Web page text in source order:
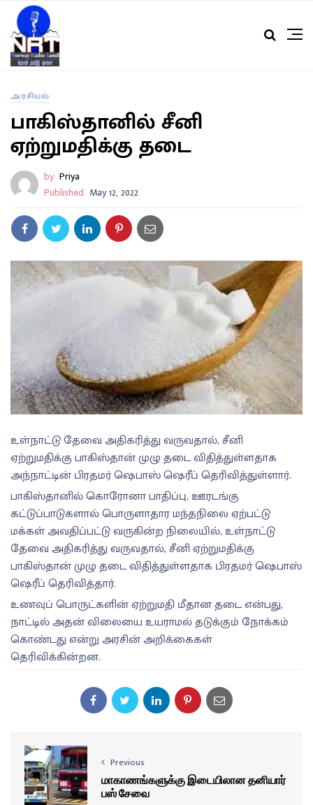
அரசியல்
பாகிஸ்தானில் சீனி
ஏற்றுமதிக்கு தடை
by Priya
Published May 12, 2022
உள்நாட்டு தேவை அதிகரித்து வருவதால், சீனி
ஏற்றுமதிக்கு பாகிஸ்தான் முழு தடை விதித்துள்ளதாக
அந்நாட்டின் பிரதமர் ஷெபாஸ் ஷெரீப் தெரிவித்துள்ளார்.
பாகிஸ்தானில் கொரோனா பாதிப்பு, ஊரடங்கு
கட்டுப்பாடுகளால் பொருளாதார மந்தநிலை ஏற்பட்டு
மக்கள் அவதிப்பட்டு வருகின்ற நிலையில், உள்நாட்டு
தேவை அதிகரித்து வருவதால், சீனி ஏற்றுமதிக்கு
பாகிஸ்தான் முழு தடை விதித்துள்ளதாக பிரதமர் ஷெபாஸ்
ஷெரீப் தெரிவித்தார்.
உணவுப் பொருட்களின் ஏற்றுமதி மீதான தடை என்பது,
நாட்டில் அதன் விலையை உயராமல் தடுக்கும் நோக்கம்
கொண்டது என்று அரசின் அறிக்கைகள்
தெரிவிக்கின்றன.
Previous
மாகாணங்களுக்கு இடையிலான தனியார்
பஸ் சேவை